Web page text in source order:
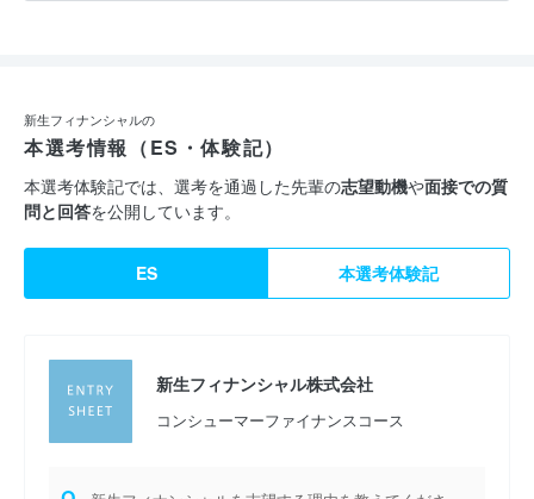
新生フィナンシャルの
本選考情報（ES・体験記）
本選考体験記では、選考を通過した先輩の志望動機や面接での質
問と回答を公開しています。
ES 本選考体験記
新生フィナンシャル株式会社
コンシューマーファイナンスコース